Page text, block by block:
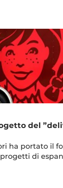
del
ha portato il
di